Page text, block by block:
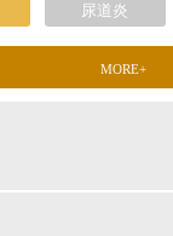
尿道炎
MORE+